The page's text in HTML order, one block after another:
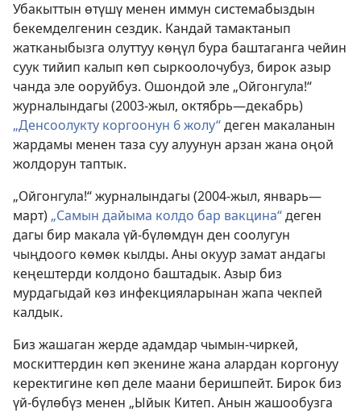
Убакыттын өтүшү менен иммун системабыздын
бекемделгенин сездик. Кандай тамактанып
жатканыбызга олуттуу көңүл бура баштаганга чейин
суук тийип калып көп сыркоолочубуз, бирок азыр
чанда эле ооруйбуз. Ошондой эле „Ойгонгула!“
журналындагы (2003-жыл, октябрь—декабрь)
„Денсоолукту коргоонун 6 жолу“деген макаланын
жардамы менен таза суу алуунун арзан жана оңой
жолдорун таптык.
„Ойгонгула!“ журналындагы (2004-жыл, январь—
март) „Самын дайыма колдо бар вакцина“деген
дагы бир макала үй-бүлөмдүн ден соолугун
чыңдоого көмөк кылды. Аны окуур замат андагы
кеңештерди колдоно баштадык. Азыр биз
мурдагыдай көз инфекцияларынан жапа чекпей
калдык.
Биз жашаган жерде адамдар чымын-чиркей,
москиттердин көп экенине жана алардан коргонуу
керектигине көп деле маани беришпейт. Бирок биз
үй-бүлөбүз менен „Ыйык Китеп. Анын жашообузга